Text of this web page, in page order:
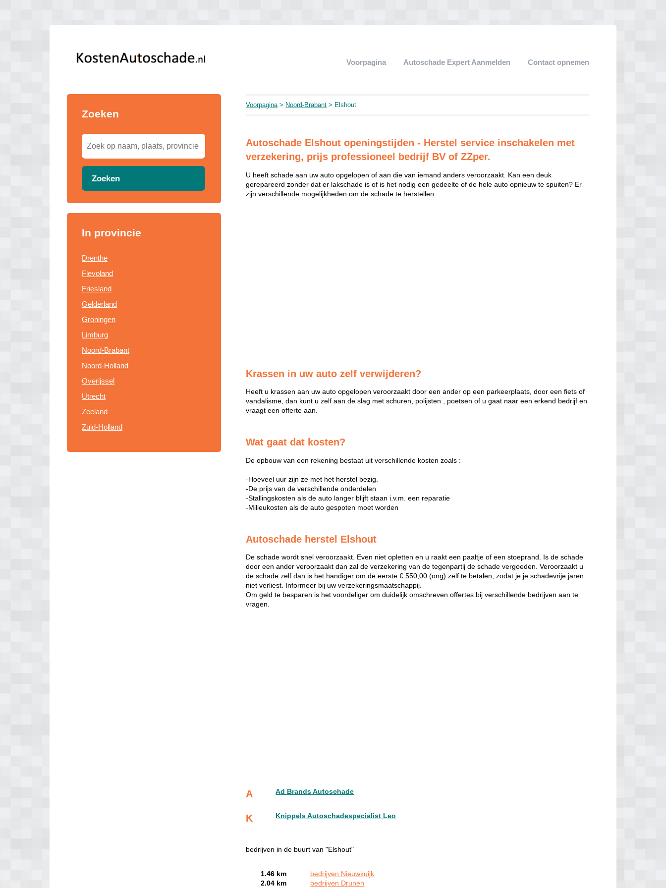
Voorpagina Autoschade Expert Aanmelden Contact opnemen
Zoeken
Zoeken
In provincie
Drenthe
Flevoland
Friesland
Gelderland
Groningen
Limburg
Noord-Brabant
Noord-Holland
Overijssel
Utrecht
Zeeland
Zuid-Holland
Voorpagina> Noord-Brabant > Elshout
Autoschade Elshout openingstijden - Herstel service inschakelen met
verzekering, prijs professioneel bedrijf BV of ZZper.
U heeft schade aan uw auto opgelopen of aan die van iemand anders veroorzaakt. Kan een deuk
gerepareerd zonder dat er lakschade is of is het nodig een gedeelte of de hele auto opnieuw te spuiten? Er
zijn verschillende mogelijkheden om de schade te herstellen.
Krassen in uw auto zelf verwijderen?
Heeft u krassen aan uw auto opgelopen veroorzaakt door een ander op een parkeerplaats, door een fiets of
vandalisme, dan kunt u zelf aan de slag met schuren, polijsten , poetsen of u gaat naar een erkend bedrijf en
vraagt een offerte aan.
Wat gaat dat kosten?
De opbouw van een rekening bestaat uit verschillende kosten zoals :
-Hoeveel uur zijn ze met het herstel bezig.
-De prijs van de verschillende onderdelen
-Stallingskosten als de auto langer blijft staan i.v.m. een reparatie
-Milieukosten als de auto gespoten moet worden
Autoschade herstel Elshout
De schade wordt snel veroorzaakt. Even niet opletten en u raakt een paaltje of een stoeprand. Is de schade
door een ander veroorzaakt dan zal de verzekering van de tegenpartij de schade vergoeden. Veroorzaakt u
de schade zelf dan is het handiger om de eerste € 550,00 (ong) zelf te betalen, zodat je je schadevrije jaren
niet verliest. Informeer bij uw verzekeringsmaatschappij.
Om geld te besparen is het voordeliger om duidelijk omschreven offertes bij verschillende bedrijven aan te
vragen.
A Ad Brands Autoschade
K Knippels Autoschadespecialist Leo
bedrijven in de buurt van "Elshout"
1.46 km
bedrijven Nieuwkuijk
2.04 km
bedrijven Drunen